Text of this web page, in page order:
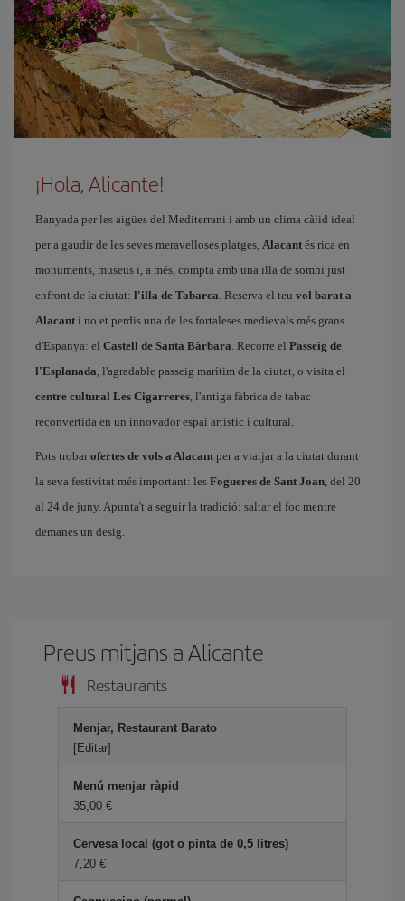
¡Hola, Alicante!
Banyada per les aigües del Mediterrani i amb un clima càlid ideal
per a gaudir de les seves meravelloses platges, Alacant és rica en
monuments, museus i, a més, compta amb una illa de somni just
enfront de la ciutat: l'illa de Tabarca. Reserva el teu vol barat a
Alacant i no et perdis una de les fortaleses medievals més grans
d'Espanya: el Castell de Santa Bàrbara. Recorre el Passeig de
l'Esplanada, l'agradable passeig marítim de la ciutat, o visita el
centre cultural Les Cigarreres, l'antiga fàbrica de tabac
reconvertida en un innovador espai artístic i cultural.
Pots trobar ofertes de vols a Alacant per a viatjar a la ciutat durant
la seva festivitat més important: les Fogueres de Sant Joan, del 20
al 24 de juny. Apunta't a seguir la tradició: saltar el foc mentre
demanes un desig.
Preus mitjans a Alicante
Restaurants
Menjar, Restaurant Barato
[Editar]
Menú menjar ràpid
35,00
Cervesa local (got o pinta de 0,5 litres)
7,20